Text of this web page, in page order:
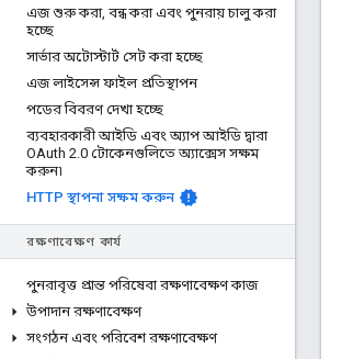
এজ শুরু করা, বন্ধ করা এবং পুনরায় চালু করা
হচ্ছে
সার্ভার অটোস্টার্ট সেট করা হচ্ছে
এজ লাইসেন্স ফাইল প্রতিস্থাপন
পডের বিবরণ দেখা হচ্ছে
ব্যবহারকারী আইডি এবং অ্যাপ আইডি দ্বারা
OAuth 2.0 টোকেনগুলিতে অ্যাক্সেস সক্ষম
করুন৷
HTTP স্থাপনা সক্ষম করুন
রক্ষণাবেক্ষণ কার্য
পুনরাবৃত্ত প্রান্ত পরিষেবা রক্ষণাবেক্ষণ কাজ
উপাদান রক্ষণাবেক্ষণ
সংগঠন এবং পরিবেশ রক্ষণাবেক্ষণ